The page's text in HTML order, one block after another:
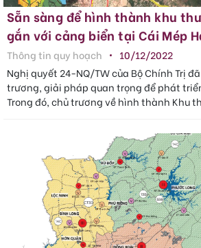
Sẵn sàng để hình thành khu
gắn với cảng biển tại Cái Mép
Thông tin quy hoạch
10/12/2022
Nghị quyết 24-NQ/TW của Bộ Chính Trị
trương, giải pháp quan trọng để phát
Trong đó, chủ trương về hình thành Khu